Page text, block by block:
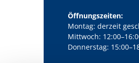
Öffnungszeiten:
Montag: derzeit
Mittwoch:
Donnerstag: